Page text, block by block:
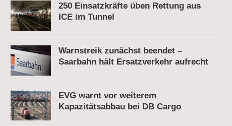
250 Einsatzkräfte üben Rettung aus
ICE im Tunnel
Warnstreik zunächst beendet –
Saarbahn hält Ersatzverkehr aufrecht
EVG warnt vor weiterem
Kapazitätsabbau bei DB Cargo